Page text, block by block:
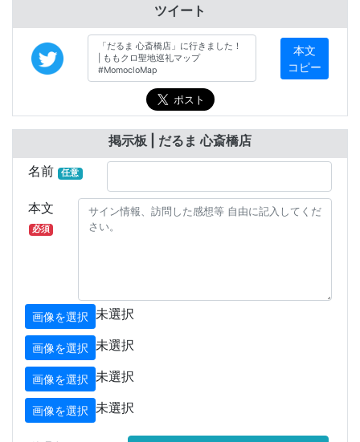
ツイート
本文
コピー
掲示板 | だるま 心斎橋店
名前
任意
本文
必須
画像を選択 未選択
画像を選択 未選択
画像を選択 未選択
画像を選択 未選択